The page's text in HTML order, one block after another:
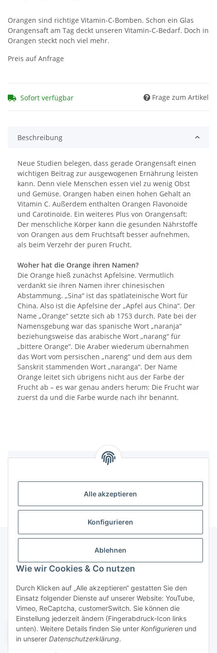
Alle akzeptieren
Konfigurieren
Ablehnen
Wie wir Cookies & Co nutzen
Durch Klicken auf „Alle akzeptieren“ gestatten Sie den
Einsatz folgender Dienste auf unserer Website: YouTube,
Vimeo, ReCaptcha, customerSwitch. Sie können die
Einstellung jederzeit ändern (Fingerabdruck-Icon links
unten). Weitere Details finden Sie unter Konfigurieren und
in unserer Datenschutzerklärung.
Orangen sind richtige Vitamin-C-Bomben. Schon ein Glas
Orangensaft am Tag deckt unseren Vitamin-C-Bedarf. Doch in
Orangen steckt noch viel mehr.
Preis auf Anfrage
Sofort verfügbar Frage zum Artikel
Beschreibung
Neue Studien belegen, dass gerade Orangensaft einen
wichtigen Beitrag zur ausgewogenen Ernährung leisten
kann. Denn viele Menschen essen viel zu wenig Obst
und Gemüse. Orangen haben einen hohen Gehalt an
Vitamin C. Außerdem enthalten Orangen Flavonoide
und Carotinoide. Ein weiteres Plus von Orangensaft:
Der menschliche Körper kann die gesunden Nährstoffe
von Orangen aus dem Fruchtsaft besser aufnehmen,
als beim Verzehr der puren Frucht.
Woher hat die Orange ihren Namen?
Die Orange hieß zunächst Apfelsine. Vermutlich
verdankt sie ihren Namen ihrer chinesischen
Abstammung. „Sina“ ist das spätlateinische Wort für
China. Also ist die Apfelsine der „Apfel aus China“. Der
Name „Orange“ setzte sich ab 1753 durch. Pate bei der
Namensgebung war das spanische Wort „naranja“
beziehungsweise das arabische Wort „narang“ für
„bittere Orange“. Die Araber wiederum übernahmen
das Wort vom persischen „nareng“ und dem aus dem
Sanskrit stammenden Wort „naranga“. Der Name
Orange leitet sich übrigens nicht aus der Farbe der
Frucht ab – es war genau anders herum: Die Frucht war
zuerst da und die Farbe wurde nach ihr benannt.
Informationen
Gesetzliche Informationen
Widerruf einreichen